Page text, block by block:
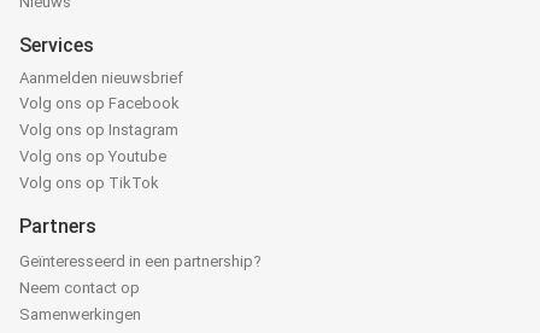
Services
Aanmelden nieuwsbrief
Volg ons op Facebook
Volg ons op Instagram
Volg ons op Youtube
Volg ons op TikTok
Partners
Geïnteresseerd in een partnership?
Neem contact op
Samenwerkingen